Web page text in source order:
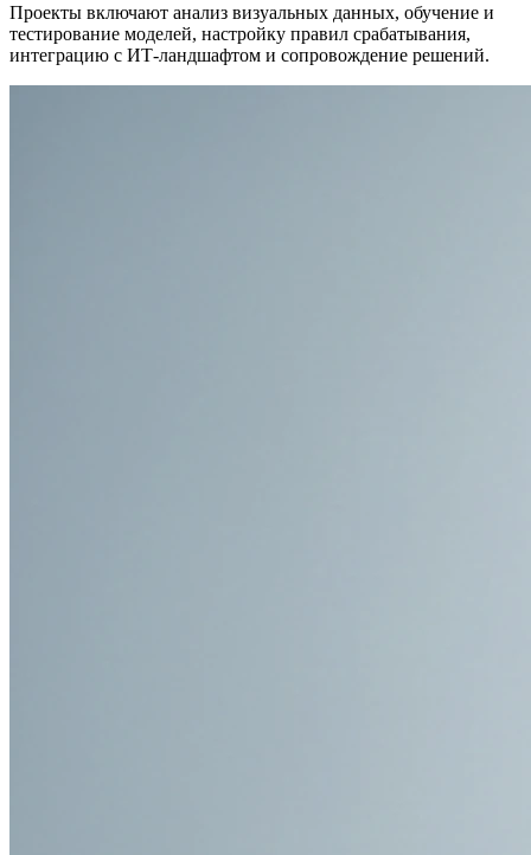
Проекты включают анализ визуальных данных, обучение и
тестирование моделей, настройку правил срабатывания,
интеграцию с ИТ-ландшафтом и сопровождение решений.